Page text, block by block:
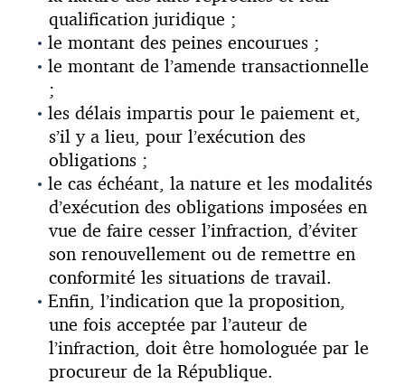
qualification juridique ;
le montant des peines encourues ;
le montant de l’amende transactionnelle
;
les délais impartis pour le paiement et,
s’il y a lieu, pour l’exécution des
obligations ;
le cas échéant, la nature et les modalités
d’exécution des obligations imposées en
vue de faire cesser l’infraction, d’éviter
son renouvellement ou de remettre en
conformité les situations de travail.
Enfin, l’indication que la proposition,
une fois acceptée par l’auteur de
l’infraction, doit être homologuée par le
procureur de la République.